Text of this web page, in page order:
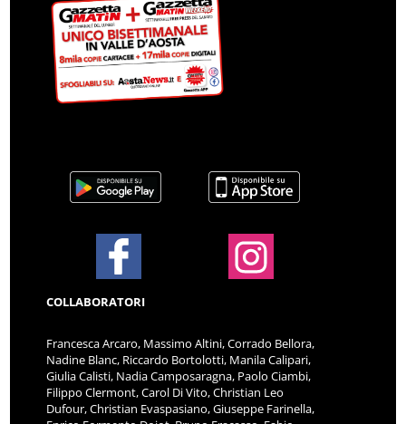
COLLABORATORI
Francesca Arcaro, Massimo Altini, Corrado Bellora,
Nadine Blanc, Riccardo Bortolotti, Manila Calipari,
Giulia Calisti, Nadia Camposaragna, Paolo Ciambi,
Filippo Clermont, Carol Di Vito, Christian Leo
Dufour, Christian Evaspasiano, Giuseppe Farinella,